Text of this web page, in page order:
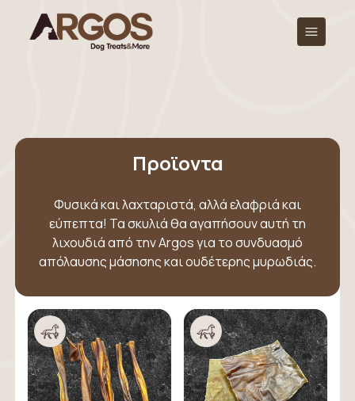
Προϊοντα
Φυσικά και λαχταριστά, αλλά ελαφριά και
εύπεπτα! Τα σκυλιά θα αγαπήσουν αυτή τη
λιχουδιά από την Argos για το συνδυασμό
απόλαυσης μάσησης και ουδέτερης μυρωδιάς.